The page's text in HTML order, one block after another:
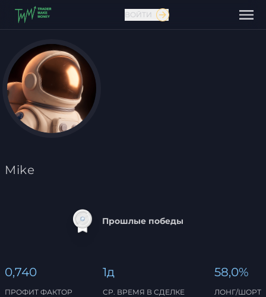
Связаться с нами
ВОЙТИ
Mike
Прошлые победы
0,740
ПРОФИТ ФАКТОР
1д
СР. ВРЕМЯ В СДЕЛКЕ
58,0%
ЛОНГ/ШОРТ